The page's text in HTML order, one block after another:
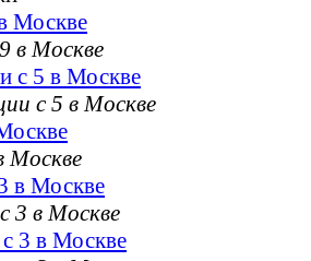
Москве
с 5 в Москве
в Москве
3 в Москве